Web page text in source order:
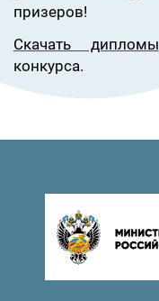
призеров!
Скачать дипломы
конкурса.